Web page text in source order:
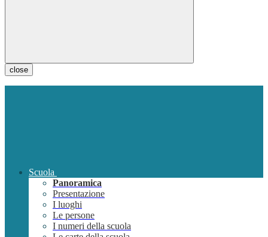
close
Scuola
Panoramica
Presentazione
I luoghi
Le persone
I numeri della scuola